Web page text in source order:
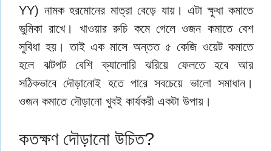
YY) নামক হরমোনের মাত্রা বেড়ে যায়। এটা ক্ষুধা কমাতে
ভুমিকা রাখে। খাওয়ার রুচি কমে গেলে ওজন কমাতে বেশ
সুবিধা হয়। তাই এক মাসে অন্তত ৫ কেজি ওয়েট কমাতে
হলে ঝটপট বেশি ক্যালোরি ঝরিয়ে ফেলতে হবে আর
সঠিকভাবে দৌড়ানোই হতে পারে সবচেয়ে ভালো সমাধান।
ওজন কমাতে দৌড়ানো খুবই কার্যকরী একটা উপায়।
কতক্ষণ দৌড়ানো উচিত?